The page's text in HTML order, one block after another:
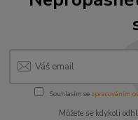
Souhlasím se zpracováním
Můžete se kdykoli